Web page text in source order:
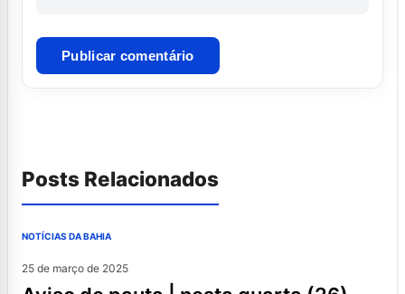
Posts Relacionados
NOTÍCIAS DA BAHIA
25 de março de 2025